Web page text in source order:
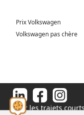
Prix Volkswagen
Volkswagen pas chère
Pour les trajets